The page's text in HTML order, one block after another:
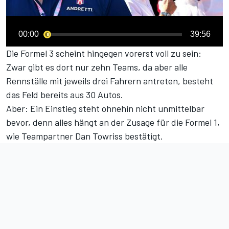
00:00 39:56
Die Formel 3 scheint hingegen vorerst voll zu sein:
Zwar gibt es dort nur zehn Teams, da aber alle
Rennställe mit jeweils drei Fahrern antreten, besteht
das Feld bereits aus 30 Autos.
Aber: Ein Einstieg steht ohnehin nicht unmittelbar
bevor, denn alles hängt an der Zusage für die Formel 1,
wie Teampartner Dan Towriss bestätigt.